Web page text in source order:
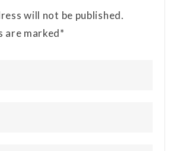
will not be published.
are marked*